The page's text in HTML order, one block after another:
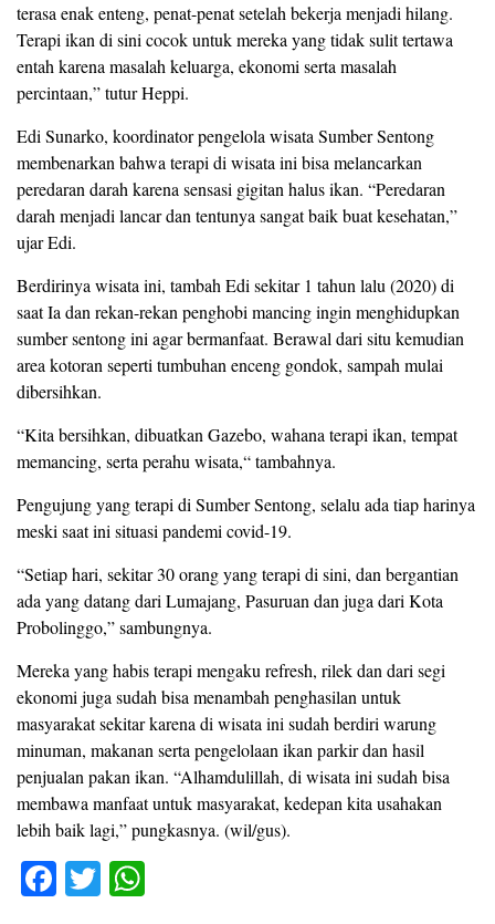
terasa enak enteng, penat-penat setelah bekerja menjadi hilang.
Terapi ikan di sini cocok untuk mereka yang tidak sulit tertawa
entah karena masalah keluarga, ekonomi serta masalah
percintaan,” tutur Heppi.
Edi Sunarko, koordinator pengelola wisata Sumber Sentong
membenarkan bahwa terapi di wisata ini bisa melancarkan
peredaran darah karena sensasi gigitan halus ikan. “Peredaran
darah menjadi lancar dan tentunya sangat baik buat kesehatan,”
ujar Edi.
Berdirinya wisata ini, tambah Edi sekitar 1 tahun lalu (2020) di
saat Ia dan rekan-rekan penghobi mancing ingin menghidupkan
sumber sentong ini agar bermanfaat. Berawal dari situ kemudian
area kotoran seperti tumbuhan enceng gondok, sampah mulai
dibersihkan.
“Kita bersihkan, dibuatkan Gazebo, wahana terapi ikan, tempat
memancing, serta perahu wisata,“ tambahnya.
Pengujung yang terapi di Sumber Sentong, selalu ada tiap harinya
meski saat ini situasi pandemi covid-19.
“Setiap hari, sekitar 30 orang yang terapi di sini, dan bergantian
ada yang datang dari Lumajang, Pasuruan dan juga dari Kota
Probolinggo,” sambungnya.
Mereka yang habis terapi mengaku refresh, rilek dan dari segi
ekonomi juga sudah bisa menambah penghasilan untuk
masyarakat sekitar karena di wisata ini sudah berdiri warung
minuman, makanan serta pengelolaan ikan parkir dan hasil
penjualan pakan ikan. “Alhamdulillah, di wisata ini sudah bisa
membawa manfaat untuk masyarakat, kedepan kita usahakan
lebih baik lagi,” pungkasnya. (wil/gus).
F
T